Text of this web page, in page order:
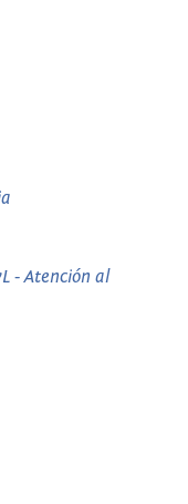
- Atención al